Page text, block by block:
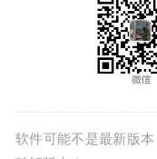
软件可能不是最新版